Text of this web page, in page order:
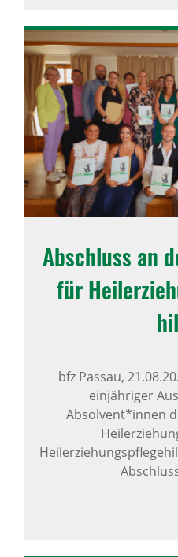
Abschluss an
für
bfz Passau,
einjähriger
Absolvent*innen